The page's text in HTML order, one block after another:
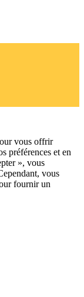
vous offrir
préférences et en
», vous
vous
fournir un